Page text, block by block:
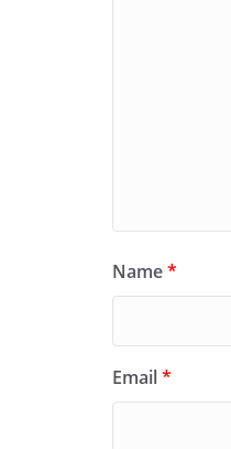
Name*
Email*